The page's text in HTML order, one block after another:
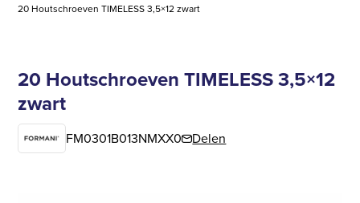
20 Houtschroeven TIMELESS 3,5×12 zwart
20 Houtschroeven TIMELESS 3,5×12
zwart
FM0301B013NMXX0 Delen